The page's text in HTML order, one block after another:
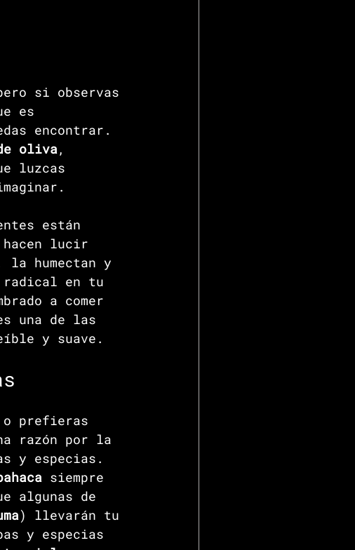
si observas
es
encontrar.
oliva,
luzcas
están
lucir
humectan y
radical en tu
a comer
una de las
y suave.
o prefieras
razón por la
y especias.
siempre
algunas de
) llevarán tu
y especias